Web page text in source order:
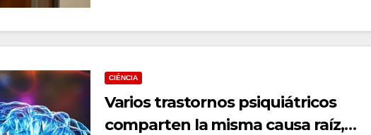
CIÉNCIA
Varios trastornos psiquiátricos
comparten la misma causa raíz,